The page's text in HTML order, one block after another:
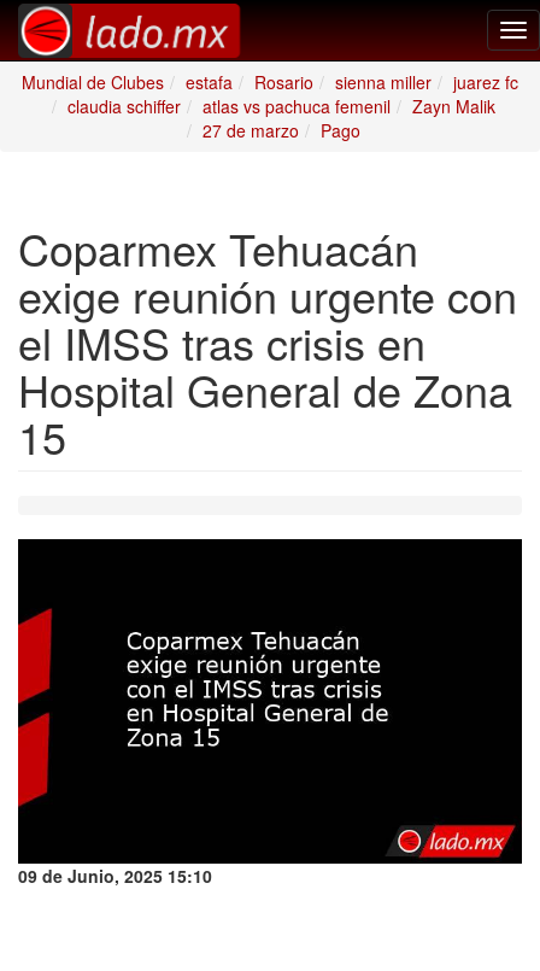
Mundial de Clubes
estafa Rosario sienna miller
juarez fc
claudia schiffer
atlas vs pachuca femenil
Zayn Malik
27 de marzo
Pago
Coparmex Tehuacán
exige reunión urgente con
el IMSS tras crisis en
Hospital General de Zona
15
09 de Junio, 2025 15:10